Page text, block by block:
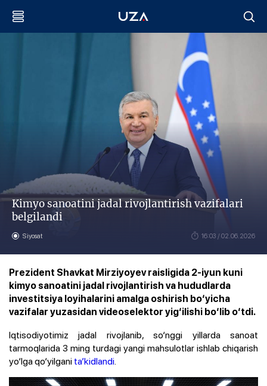
Kimyo sanoatini jadal rivojlantirish vazifalari
belgilandi
Siyosat 16:03 / 02.06.2026
Prezident Shavkat Mirziyoyev raisligida 2-iyun kuni
kimyo sanoatini jadal rivojlantirish va hududlarda
investitsiya loyihalarini amalga oshirish bo‘yicha
vazifalar yuzasidan videoselektor yig‘ilishi bo‘lib o‘tdi.
Iqtisodiyotimiz jadal rivojlanib, so‘nggi yillarda sanoat
tarmoqlarida 3 ming turdagi yangi mahsulotlar ishlab chiqarish
yo‘lga qo‘yilganita’kidlandi.